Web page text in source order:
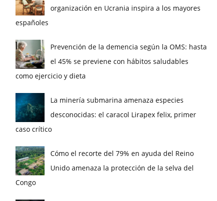
organización en Ucrania inspira a los mayores
españoles
Prevención de la demencia según la OMS: hasta
el 45% se previene con hábitos saludables
como ejercicio y dieta
La minería submarina amenaza especies
desconocidas: el caracol Lirapex felix, primer
caso crítico
Cómo el recorte del 79% en ayuda del Reino
Unido amenaza la protección de la selva del
Congo